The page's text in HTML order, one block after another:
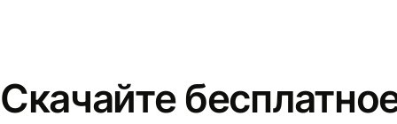
Скачайте